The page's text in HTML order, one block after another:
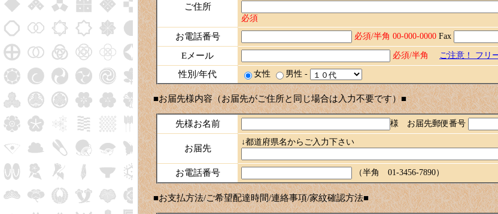
ご住所
必須
お電話番号 必須/半角 00-000-0000 Fax
Eメール 必須/半角 ご注意！ フリ
性別/年代 女性 男性 -
■お届先様内容（お届先がご住所と同じ場合は入力不要です）■
先様お名前 様 お届先郵便番号
お届先
↓都道府県名からご入力下さい
お電話番号 （半角 01-3456-7890）
■お支払方法/ご希望配達時間/連絡事項/家紋確認方法■